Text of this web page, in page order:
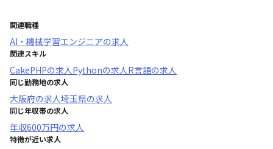
関連職種
AI・機械学習エンジニアの求人
関連スキル
CakePHPの求人Pythonの求人R言語の求人
同じ勤務地の求人
大阪府の求人埼玉県の求人
同じ年収帯の求人
年収600万円の求人
特徴が近い求人